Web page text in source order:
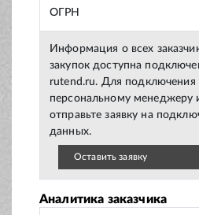
ОГРН
Информация о всех
закупок доступна
rutend.ru. Для подключения
персональному менеджеру
отправьте заявку на
данных.
Оставить заявку
Аналитика заказчика